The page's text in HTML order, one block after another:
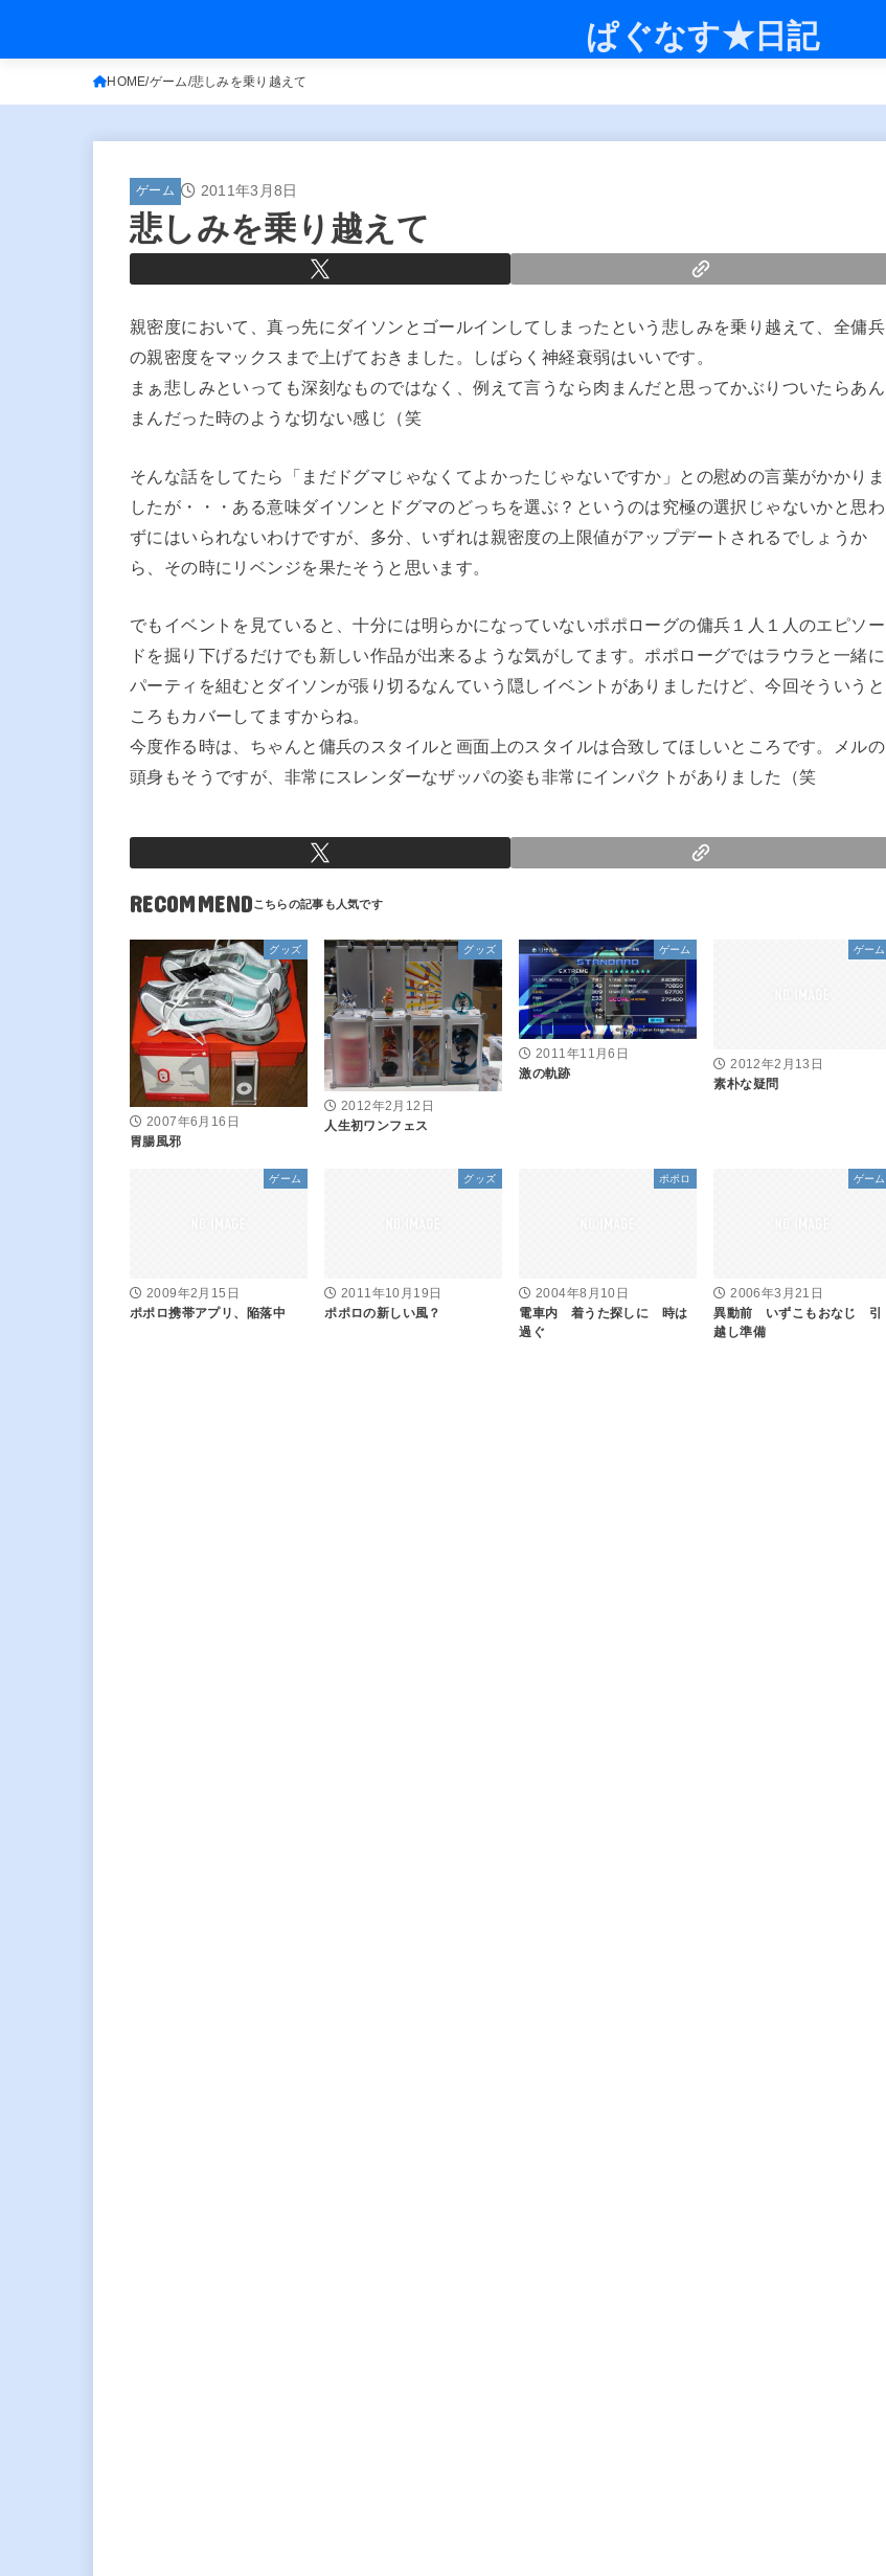
ぱぐなす★日記
HOME ゲーム 悲しみを乗り越えて
ゲーム 2011年3月8日
悲しみを乗り越えて
親密度において、真っ先にダイソンとゴールインしてしまったという悲しみを乗り越えて、全傭兵
の親密度をマックスまで上げておきました。しばらく神経衰弱はいいです。
まぁ悲しみといっても深刻なものではなく、例えて言うなら肉まんだと思ってかぶりついたらあん
まんだった時のような切ない感じ（笑
そんな話をしてたら「まだドグマじゃなくてよかったじゃないですか」との慰めの言葉がかかりま
したが・・・ある意味ダイソンとドグマのどっちを選ぶ？というのは究極の選択じゃないかと思わ
ずにはいられないわけですが、多分、いずれは親密度の上限値がアップデートされるでしょうか
ら、その時にリベンジを果たそうと思います。
でもイベントを見ていると、十分には明らかになっていないポポローグの傭兵１人１人のエピソー
ドを掘り下げるだけでも新しい作品が出来るような気がしてます。ポポローグではラウラと一緒に
パーティを組むとダイソンが張り切るなんていう隠しイベントがありましたけど、今回そういうと
ころもカバーしてますからね。
今度作る時は、ちゃんと傭兵のスタイルと画面上のスタイルは合致してほしいところです。メルの
頭身もそうですが、非常にスレンダーなザッパの姿も非常にインパクトがありました（笑
RECOMMEND
グッズ
2007年6月16日
胃腸風邪
グッズ
2012年2月12日
人生初ワンフェス
ゲーム
2011年11月6日
激の軌跡
ゲーム
2012年2月13日
素朴な疑問
ゲーム
2009年2月15日
ポポロ携帯アプリ、陥落中
グッズ
2011年10月19日
ポポロの新しい風？
ポポロ
2004年8月10日
電車内 着うた探しに 時は
過ぐ
ゲーム
2006年3月21日
異動前 いずこもおなじ 引
越し準備